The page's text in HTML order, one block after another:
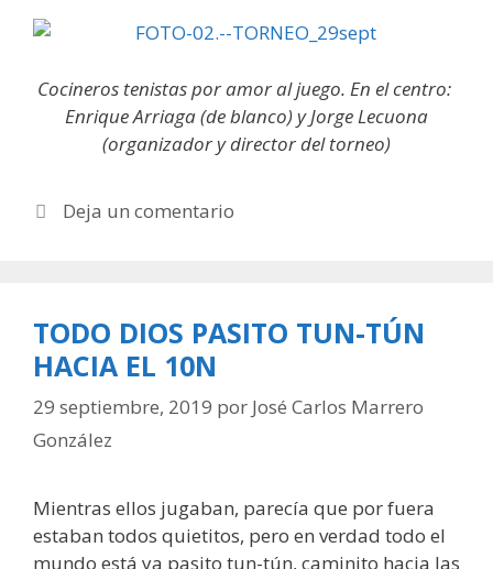
Cocineros tenistas por amor al juego. En el centro:
Enrique Arriaga (de blanco) y Jorge Lecuona
(organizador y director del torneo)
Deja un comentario
TODO DIOS PASITO TUN-TÚN
HACIA EL 10N
29 septiembre, 2019 por José Carlos Marrero
González
Mientras ellos jugaban, parecía que por fuera
estaban todos quietitos, pero en verdad todo el
mundo está ya pasito tun-tún, caminito hacia las